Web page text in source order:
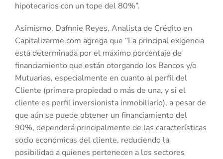
hipotecarios con un tope del 80%”.
Asimismo, Dafnnie Reyes, Analista de Crédito en
Capitalizarme.com agrega que “La principal exigencia
está determinada por el máximo porcentaje de
financiamiento que están otorgando los Bancos y/o
Mutuarias, especialmente en cuanto al perfil del
Cliente (primera propiedad o más de una, y si el
cliente es perfil inversionista inmobiliario), a pesar de
que aún se puede obtener un financiamiento del
90%, dependerá principalmente de las características
socio económicas del cliente, reduciendo la
posibilidad a quienes pertenecen a los sectores